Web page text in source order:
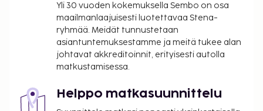
suoritettavat maksut. Maksuihin saattaa sisältyä
sovellettavat verot:
Kaupungin perimä vero: 4.88 EUR per henkilö
per yö. Tätä veroa ei peritä alle 18 vuotta
vanhoilta lapsilta.
Siivousmaksut vaihtelevat yöpymisen keston
mukaan
Yli 30 vuoden kokemuksella Sembo on osa
maailmanlaajuisesti luotettavaa Stena-
ryhmää. Meidät tunnustetaan
asiantuntemuksestamme ja meitä tukee alan
johtavat akkreditoinnit, erityisesti autolla
matkustamisessa.
Helppo matkasuunnittelu